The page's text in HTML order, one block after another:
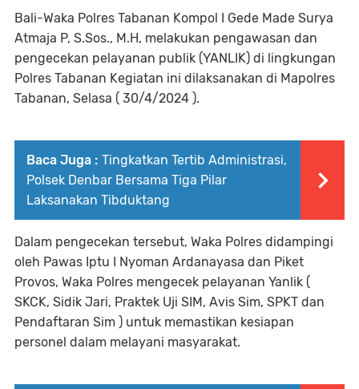
Bali-Waka Polres Tabanan Kompol I Gede Made Surya
Atmaja P, S.Sos., M.H, melakukan pengawasan dan
pengecekan pelayanan publik (YANLIK) di lingkungan
Polres Tabanan Kegiatan ini dilaksanakan di Mapolres
Tabanan, Selasa ( 30/4/2024 ).
Baca Juga : Tingkatkan Tertib Administrasi,
Polsek Denbar Bersama Tiga Pilar
Laksanakan Tibduktang
Dalam pengecekan tersebut, Waka Polres didampingi
oleh Pawas Iptu I Nyoman Ardanayasa dan Piket
Provos, Waka Polres mengecek pelayanan Yanlik (
SKCK, Sidik Jari, Praktek Uji SIM, Avis Sim, SPKT dan
Pendaftaran Sim ) untuk memastikan kesiapan
personel dalam melayani masyarakat.